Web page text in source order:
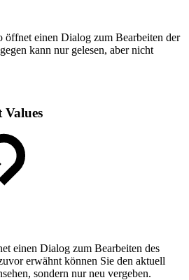
einen Dialog zum Bearbeiten der
kann nur gelesen, aber nicht
Values
einen Dialog zum Bearbeiten des
erwähnt können Sie den aktuell
sondern nur neu vergeben.